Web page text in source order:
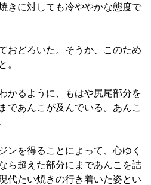
きに対しても冷ややかな態度で
おどろいた。そうか、このため
。
かるように、もはや尻尾部分を
であんこが及んでいる。あんこ
ンを得ることによって、心ゆく
ら超えた部分にまであんこを詰
代たい焼きの行き着いた姿とい